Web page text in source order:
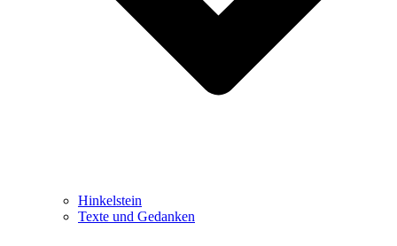
Hinkelstein
Texte und Gedanken